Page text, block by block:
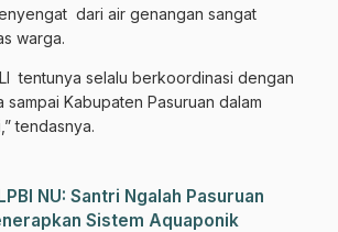
dari air genangan sangat
warga.
tentunya selalu berkoordinasi dengan
sampai Kabupaten Pasuruan dalam
tendasnya.
NU: Santri Ngalah Pasuruan
Sistem Aquaponik